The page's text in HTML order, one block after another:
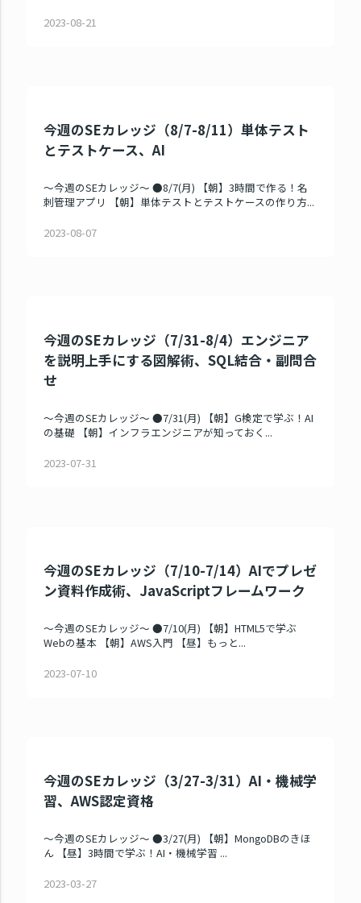
2023-08-21
今週のSEカレッジ（8/7-8/11）単体テスト
とテストケース、AI
～今週のSEカレッジ～ ●8/7(月) 【朝】3時間で作る！名
刺管理アプリ 【朝】単体テストとテストケースの作り方...
2023-08-07
今週のSEカレッジ（7/31-8/4）エンジニア
を説明上手にする図解術、SQL結合・副問合
せ
～今週のSEカレッジ～ ●7/31(月) 【朝】G検定で学ぶ！AI
の基礎 【朝】インフラエンジニアが知っておく...
2023-07-31
今週のSEカレッジ（7/10-7/14）AIでプレゼ
ン資料作成術、JavaScriptフレームワーク
～今週のSEカレッジ～ ●7/10(月) 【朝】HTML5で学ぶ
Webの基本 【朝】AWS入門 【昼】もっと...
2023-07-10
今週のSEカレッジ（3/27-3/31）AI・機械学
習、AWS認定資格
～今週のSEカレッジ～ ●3/27(月) 【朝】MongoDBのきほ
ん 【昼】3時間で学ぶ！AI・機械学習 ...
2023-03-27